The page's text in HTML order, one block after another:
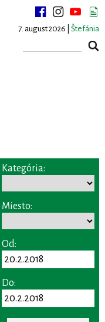
7. august 2026 | Štefánia
Kategória:
Miesto:
Od:
Do: